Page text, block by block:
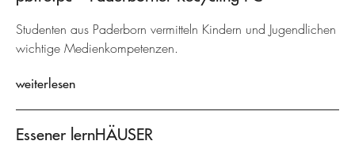
Studenten aus Paderborn vermitteln Kindern und Jugendlichen
wichtige Medienkompetenzen.
weiterlesen
Essener lernHÄUSER